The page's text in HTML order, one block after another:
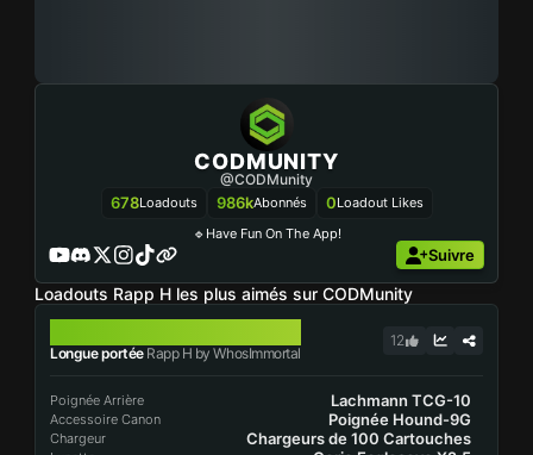
CODMUNITY
@CODMunity
678Loadouts 986kAbonnés 0Loadout Likes
🔹Have Fun On The App!
Suivre
Loadouts Rapp H les plus aimés sur CODMunity
Longue portéeRapp H by WhosImmortal
12
Poignée Arrière Lachmann TCG-10
Accessoire Canon Poignée Hound-9G
Chargeur Chargeurs de 100 Cartouches